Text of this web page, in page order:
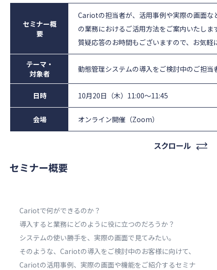
セミナー概
要
Cariotの担当者が、活用事例や実際の画面
の業務におけるご活用方法をご案内いたしま
質疑応答のお時間もございますので、お気軽
テーマ・
対象者
動態管理システムの導入をご検討中のご担当
日時 10月20日（木）11:00～11:45
会場 オンライン開催（Zoom）
セミナー概要
Cariotで何ができるのか？
導入すると業務にどのように役に立つのだろうか？
システムの使い勝手を、実際の画面で見てみたい。
そのような、Cariotの導入をご検討中のお客様に向けて、
Cariotの活用事例、実際の画面や機能をご紹介するセミナ